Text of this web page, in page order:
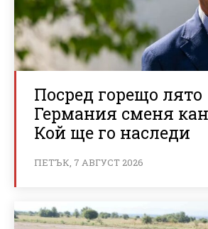
Посред горещо лято
Германия сменя
Кой ще го наследи
ПЕТЪК, 7 АВГУСТ 2026